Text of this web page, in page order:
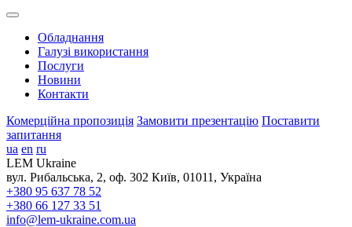
Обладнання
Галузі використання
Послуги
Новини
Контакти
Комерційна пропозиція Замовити презентацію Поставити
запитання
ua en ru
LEM Ukraine
вул. Рибальська, 2, оф. 302 Київ, 01011, Україна
+380 95 637 78 52
+380 66 127 33 51
info@lem-ukraine.com.ua